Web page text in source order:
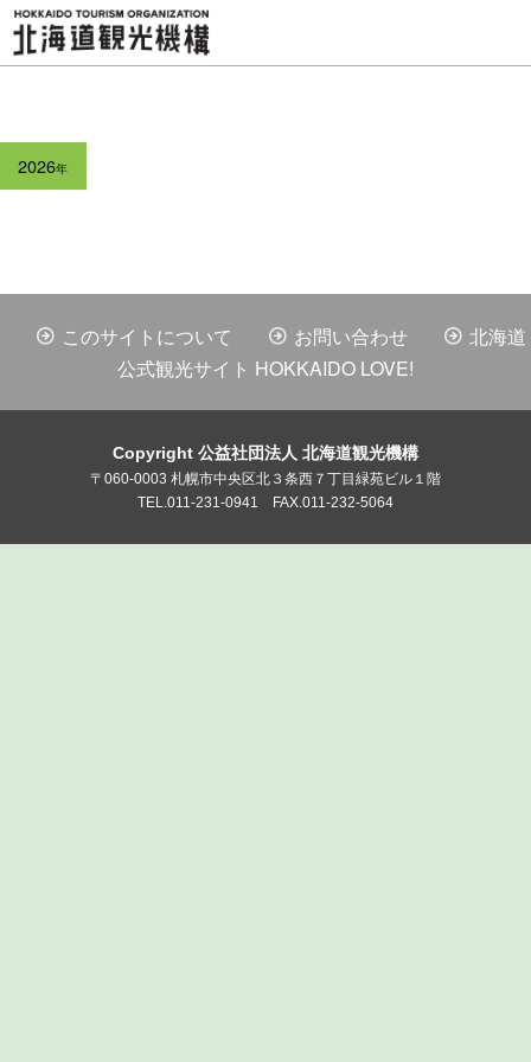
2026年
このサイトについて お問い合わせ
北海道
公式観光サイト HOKKAIDO LOVE!
Copyright 公益社団法人 北海道観光機構
〒060-0003 札幌市中央区北３条西７丁目緑苑ビル１階
TEL.011-231-0941 FAX.011-232-5064